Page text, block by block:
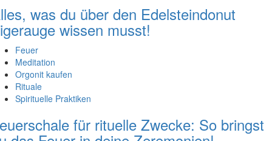
was du über den Edelsteindonut
wissen musst!
Feuer
Meditation
Orgonit kaufen
Rituale
Spirituelle Praktiken
für rituelle Zwecke: So bringst